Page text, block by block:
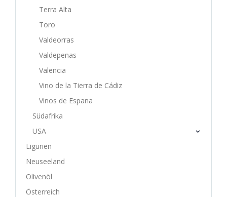
Terra Alta
Toro
Valdeorras
Valdepenas
Valencia
Vino de la Tierra de Cádiz
Vinos de Espana
Südafrika
USA
Ligurien
Neuseeland
Olivenöl
Österreich